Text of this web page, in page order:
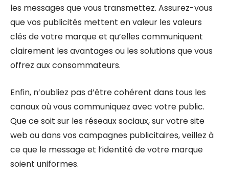
les messages que vous transmettez. Assurez-vous
que vos publicités mettent en valeur les valeurs
clés de votre marque et qu’elles communiquent
clairement les avantages ou les solutions que vous
offrez aux consommateurs.
Enfin, n’oubliez pas d’être cohérent dans tous les
canaux où vous communiquez avec votre public.
Que ce soit sur les réseaux sociaux, sur votre site
web ou dans vos campagnes publicitaires, veillez à
ce que le message et l’identité de votre marque
soient uniformes.